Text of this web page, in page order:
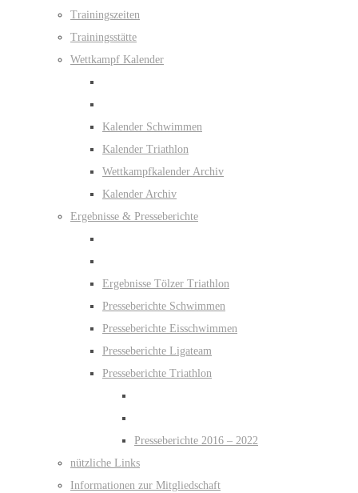
Trainingszeiten
Trainingsstätte
Wettkampf Kalender
Kalender Schwimmen
Kalender Triathlon
Wettkampfkalender Archiv
Kalender Archiv
Ergebnisse & Presseberichte
Ergebnisse Tölzer Triathlon
Presseberichte Schwimmen
Presseberichte Eisschwimmen
Presseberichte Ligateam
Presseberichte Triathlon
Presseberichte 2016 – 2022
nützliche Links
Informationen zur Mitgliedschaft